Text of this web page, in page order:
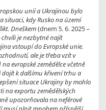
unií a Ukrajinou bylo
situaci, kdy Rusko na území
Dneškem(dnem 5. 6. 2025 –
je nezbytné najít
vstoupí do Evropské unie.
ale je třeba vzít v
evropské zemědělce včetně
dojít k dalšímu křivení trhu a
situace Ukrajiny by mohlo
na exportu zemědělských
upozorňovala na neférové